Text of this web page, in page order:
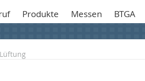
Produkte Messen BTGA